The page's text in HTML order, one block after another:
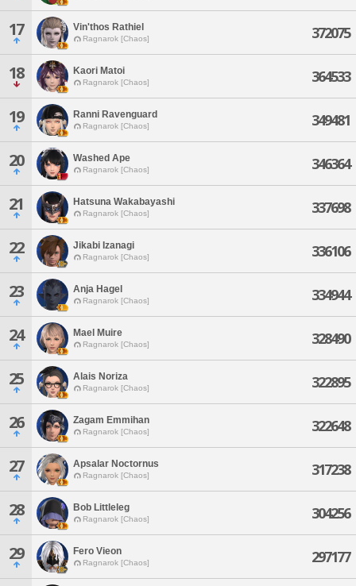
17 Vin'thos Rathiel
Ragnarok [Chaos] 372075
18 Kaori Matoi
Ragnarok [Chaos] 364533
19 Ranni Ravenguard
Ragnarok [Chaos] 349481
20 Washed Ape
Ragnarok [Chaos] 346364
21 Hatsuna Wakabayashi
Ragnarok [Chaos] 337698
22 Jikabi Izanagi
Ragnarok [Chaos] 336106
23 Anja Hagel
Ragnarok [Chaos] 334944
24 Mael Muire
Ragnarok [Chaos] 328490
25 Alais Noriza
Ragnarok [Chaos] 322895
26 Zagam Emmihan
Ragnarok [Chaos] 322648
27 Apsalar Noctornus
Ragnarok [Chaos] 317238
28 Bob Littleleg
Ragnarok [Chaos] 304256
29 Fero Vieon
Ragnarok [Chaos] 297177